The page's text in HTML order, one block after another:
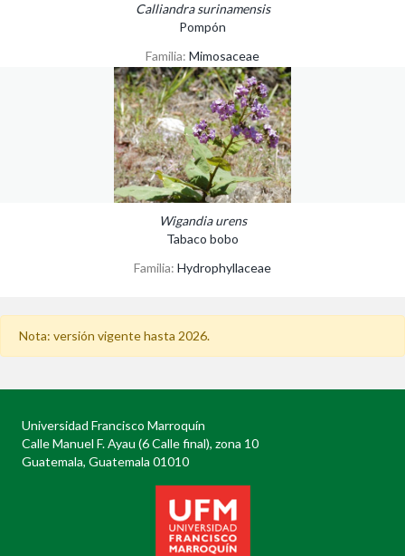
Calliandra surinamensis
Pompón
Familia: Mimosaceae
Wigandia urens
Tabaco bobo
Familia: Hydrophyllaceae
Nota: versión vigente hasta 2026.
Universidad Francisco Marroquín
Calle Manuel F. Ayau (6 Calle final), zona 10
Guatemala, Guatemala 01010